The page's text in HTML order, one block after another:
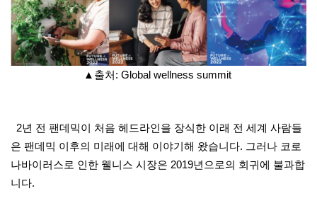
▲출처: Global wellness summit
2년 전 팬데믹이 처음 헤드라인을 장식한 이래 전 세계 사람들
은 팬데믹 이후의 미래에 대해 이야기해 왔습니다. 그러나 코로
나바이러스로 인한 웰니스 시장은 2019년으로의 회귀에 불과합
니다.